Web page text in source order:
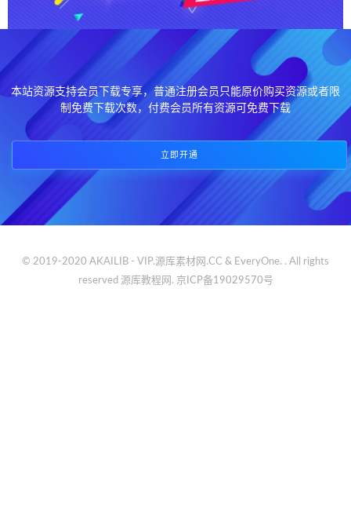
本站资源支持会员下载专享，普通注册会员只能原价购买资源或者限
制免费下载次数，付费会员所有资源可免费下载
立即开通
© 2019-2020 AKAILIB - VIP.源库素材网.CC & EveryOne. . All rights
reserved 源库教程网. 京ICP备19029570号